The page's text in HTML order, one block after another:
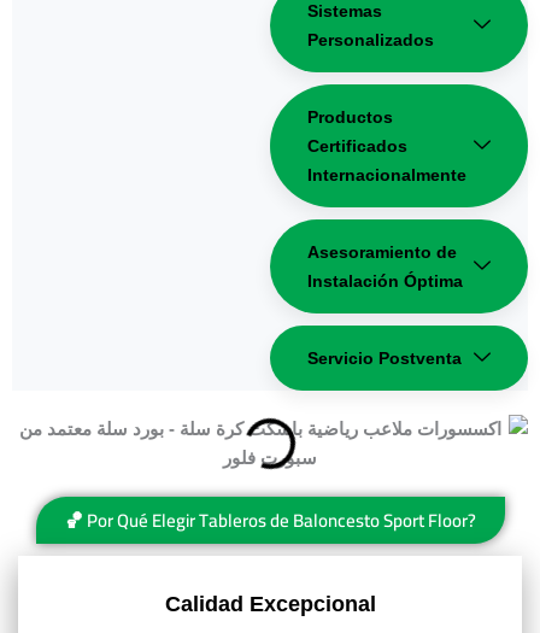
Sistemas
Personalizados
Productos
Certificados
Internacionalmente
Asesoramiento de
Instalación Óptima
Servicio Postventa
🏀 Por Qué Elegir Tableros de Baloncesto Sport Floor?
Calidad Excepcional